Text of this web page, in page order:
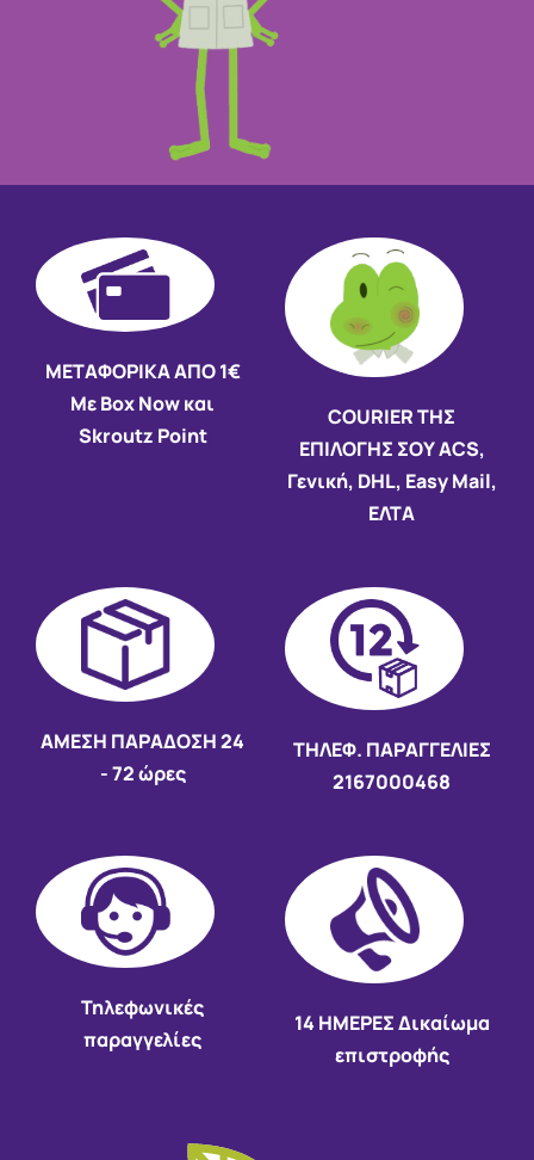
ΜΕΤΑΦΟΡΙΚΑ ΑΠΟ 1€
Με Box Now και
Skroutz Point
COURIER ΤΗΣ
ΕΠΙΛΟΓΗΣ ΣΟΥ ACS,
Γενική, DHL, Easy Mail,
ΕΛΤΑ
AMEΣΗ ΠΑΡΑΔΟΣΗ24
- 72 ώρες
ΤΗΛΕΦ. ΠΑΡΑΓΓΕΛΙΕΣ
2167000468
Τηλεφωνικές
παραγγελίες
14 HMEΡΕΣ Δικαίωμα
επιστροφής